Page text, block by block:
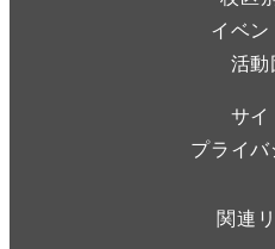
イベ
活
サ
プライ
関連